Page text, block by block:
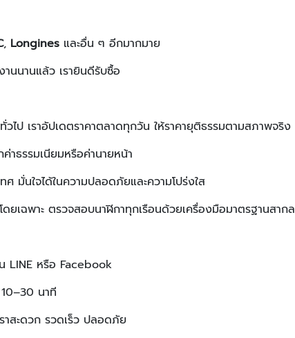
, Longines และอื่น ๆ อีกมากมาย
านนานแล้ว เรายินดีรับซื้อ
ไป เราอัปเดตราคาตลาดทุกวัน ให้ราคายุติธรรมตามสภาพจริง
าธรรมเนียมหรือค่านายหน้า
ศ มั่นใจได้ในความปลอดภัยและความโปร่งใส
ยเฉพาะ ตรวจสอบนาฬิกาทุกเรือนด้วยเครื่องมือมาตรฐานสากล
LINE หรือ Facebook
นาที
าสะดวก รวดเร็ว ปลอดภัย